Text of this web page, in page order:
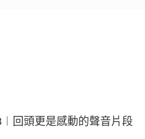
回頭更是感動的聲音片段